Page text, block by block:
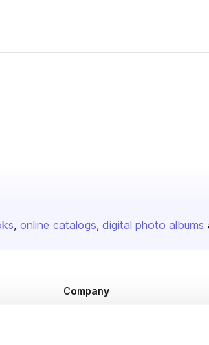
online catalogs digital photo albums
Company